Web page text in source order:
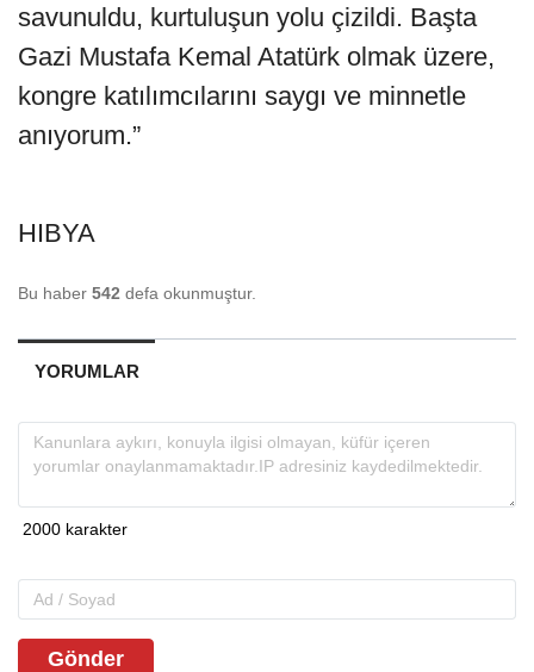
savunuldu, kurtuluşun yolu çizildi. Başta
Gazi Mustafa Kemal Atatürk olmak üzere,
kongre katılımcılarını saygı ve minnetle
anıyorum.”
HIBYA
Bu haber 542 defa okunmuştur.
YORUMLAR
Gönder